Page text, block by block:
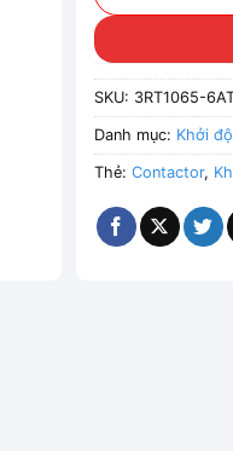
SKU: 3RT1065-
Danh mục: Khởi
Thẻ:Contactor,